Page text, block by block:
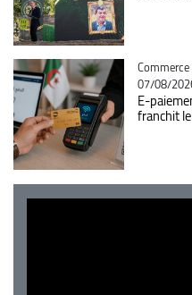
Catégorie
Commerce
07/08/
E-
franchit